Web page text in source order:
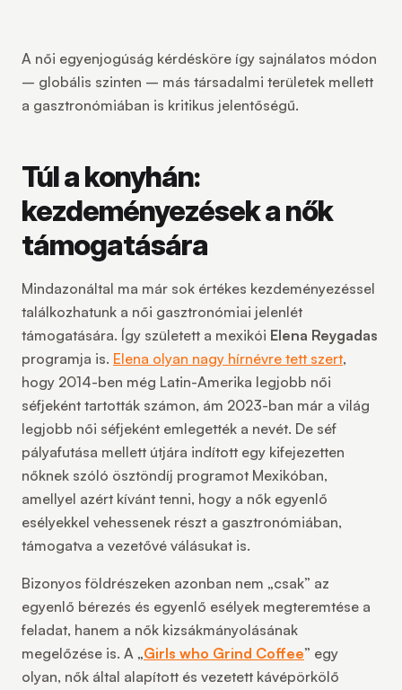
A női egyenjogúság kérdésköre így sajnálatos módon
– globális szinten – más társadalmi területek mellett
a gasztronómiában is kritikus jelentőségű.
Túl a konyhán:
kezdeményezések a nők
támogatására
Mindazonáltal ma már sok értékes kezdeményezéssel
találkozhatunk a női gasztronómiai jelenlét
támogatására. Így született a mexikói Elena Reygadas
programja is. Elena olyan nagy hírnévre tett szert,
hogy 2014-ben még Latin-Amerika legjobb női
séfjeként tartották számon, ám 2023-ban már a világ
legjobb női séfjeként emlegették a nevét. De séf
pályafutása mellett útjára indított egy kifejezetten
nőknek szóló ösztöndíj programot Mexikóban,
amellyel azért kívánt tenni, hogy a nők egyenlő
esélyekkel vehessenek részt a gasztronómiában,
támogatva a vezetővé válásukat is.
Bizonyos földrészeken azonban nem „csak” az
egyenlő bérezés és egyenlő esélyek megteremtése a
feladat, hanem a nők kizsákmányolásának
megelőzése is. A „Girls who Grind Coffee” egy
olyan, nők által alapított és vezetett kávépörkölő